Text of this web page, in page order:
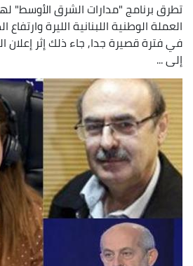
تطرق برنامج "مدارات الشرق الأوسط"
العملة الوطنية اللبنانية الليرة
في فترة قصيرة جدا, جاء ذلك إثر إعلان
إلى ...